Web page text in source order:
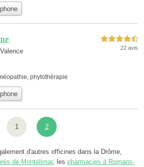
4,5 étoiles sur 5
22 avis
, phytothérapie
1 2
d'autres officines dans la Drôme,
de Montélimar, les pharmacies à Romans-